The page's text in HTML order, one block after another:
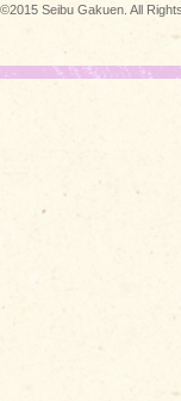
©2015 Seibu Gakuen. All